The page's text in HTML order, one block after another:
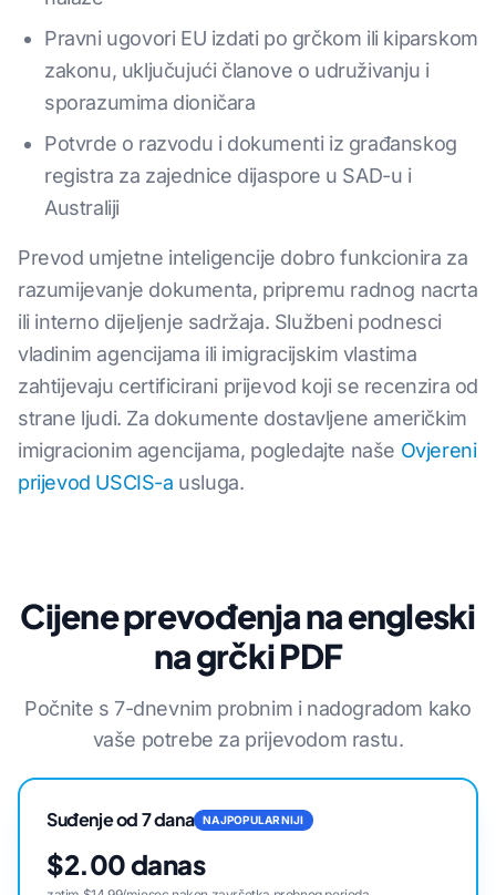
Pravni ugovori EU izdati po grčkom ili kiparskom
zakonu, uključujući članove o udruživanju i
sporazumima dioničara
Potvrde o razvodu i dokumenti iz građanskog
registra za zajednice dijaspore u SAD-u i
Australiji
Prevod umjetne inteligencije dobro funkcionira za
razumijevanje dokumenta, pripremu radnog nacrta
ili interno dijeljenje sadržaja. Službeni podnesci
vladinim agencijama ili imigracijskim vlastima
zahtijevaju certificirani prijevod koji se recenzira od
strane ljudi. Za dokumente dostavljene američkim
imigracionim agencijama, pogledajte naše Ovjereni
prijevod USCIS-a usluga.
Cijene prevođenja na engleski
na grčki PDF
Počnite s 7-dnevnim probnim i nadogradom kako
vaše potrebe za prijevodom rastu.
Suđenje od 7 dana NAJPOPULARNIJI
$2.00 danas